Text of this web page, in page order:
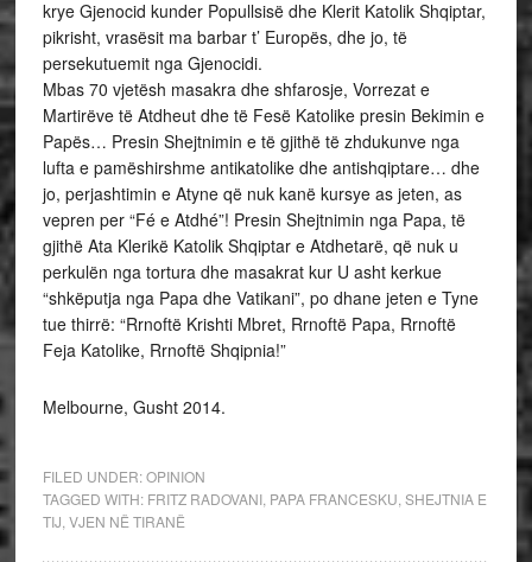
krye Gjenocid kunder Popullsisë dhe Klerit Katolik Shqiptar,
pikrisht, vrasësit ma barbar t’ Europës, dhe jo, të
persekutuemit nga Gjenocidi.
Mbas 70 vjetësh masakra dhe shfarosje, Vorrezat e
Martirëve të Atdheut dhe të Fesë Katolike presin Bekimin e
Papës… Presin Shejtnimin e të gjithë të zhdukunve nga
lufta e pamëshirshme antikatolike dhe antishqiptare… dhe
jo, perjashtimin e Atyne që nuk kanë kursye as jeten, as
vepren per “Fé e Atdhé”! Presin Shejtnimin nga Papa, të
gjithë Ata Klerikë Katolik Shqiptar e Atdhetarë, që nuk u
perkulën nga tortura dhe masakrat kur U asht kerkue
“shkëputja nga Papa dhe Vatikani”, po dhane jeten e Tyne
tue thirrë: “Rrnoftë Krishti Mbret, Rrnoftë Papa, Rrnoftë
Feja Katolike, Rrnoftë Shqipnia!”
Melbourne, Gusht 2014.
FILED UNDER:OPINION
TAGGED WITH: FRITZ RADOVANI, PAPA FRANCESKU SHEJTNIA E
TIJ VJEN NË TIRANË